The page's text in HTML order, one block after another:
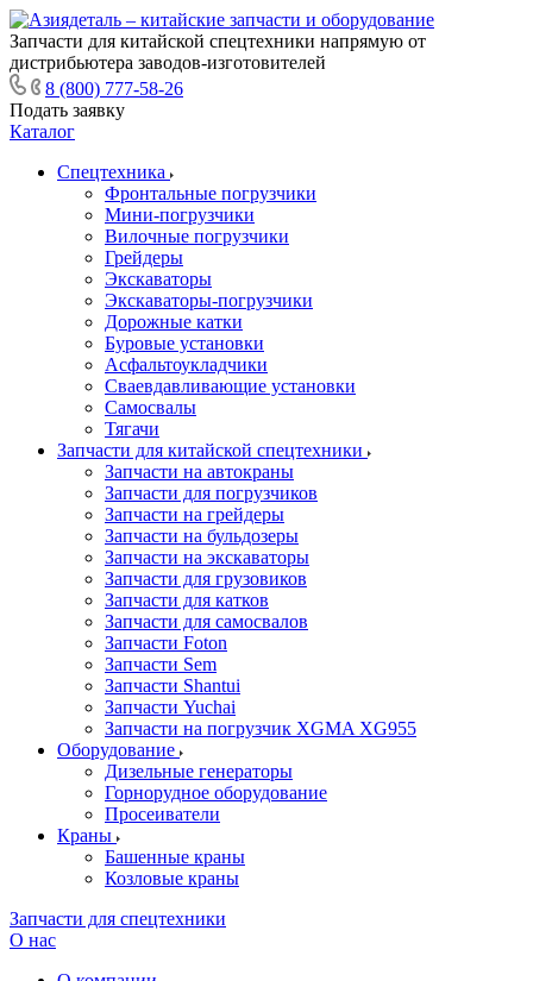
Запчасти для китайской спецтехники напрямую от
дистрибьютера заводов-изготовителей
8 (800) 777-58-26
Подать заявку
Каталог
Спецтехника
Фронтальные погрузчики
Мини-погрузчики
Вилочные погрузчики
Грейдеры
Экскаваторы
Экскаваторы-погрузчики
Дорожные катки
Буровые установки
Асфальтоукладчики
Сваевдавливающие установки
Самосвалы
Тягачи
Запчасти для китайской спецтехники
Запчасти на автокраны
Запчасти для погрузчиков
Запчасти на грейдеры
Запчасти на бульдозеры
Запчасти на экскаваторы
Запчасти для грузовиков
Запчасти для катков
Запчасти для самосвалов
Запчасти Foton
Запчасти Sem
Запчасти Shantui
Запчасти Yuchai
Запчасти на погрузчик XGMA XG955
Оборудование
Дизельные генераторы
Горнорудное оборудование
Просеиватели
Краны
Башенные краны
Козловые краны
Запчасти для спецтехники
О нас